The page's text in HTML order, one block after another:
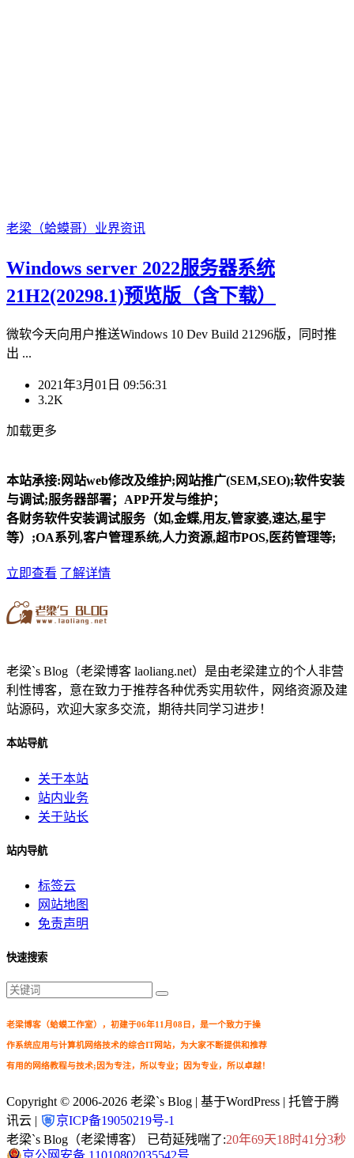
老梁（蛤蟆哥） 业界资讯
Windows server 2022服务器系统
21H2(20298.1)预览版（含下载）
微软今天向用户推送Windows 10 Dev Build 21296版，同时推
出 ...
2021年3月01日 09:56:31
3.2K
加载更多
本站承接:网站web修改及维护;网站推广(SEM,SEO);软件安装
与调试;服务器部署；APP开发与维护；
各财务软件安装调试服务（如,金蝶,用友,管家婆,速达,星宇
等）;OA系列,客户管理系统,人力资源,超市POS,医药管理等;
立即查看 了解详情
老梁`s Blog（老梁博客 laoliang.net）是由老梁建立的个人非营
利性博客，意在致力于推荐各种优秀实用软件，网络资源及建
站源码，欢迎大家多交流，期待共同学习进步！
本站导航
关于本站
站内业务
关于站长
站内导航
标签云
网站地图
免责声明
快速搜索
老梁博客（蛤蟆工作室），初建于06年11月08日，是一个致力于操
作系统应用与计算机网络技术的综合IT网站，为大家不断提供和推荐
有用的网络教程与技术;因为专注，所以专业；因为专业，所以卓越！
Copyright © 2006-2026 老梁`s Blog | 基于WordPress | 托管于腾
讯云 |
京ICP备19050219号-1
老梁`s Blog（老梁博客） 已苟延残喘了:20年69天18时41分3秒
京公网安备 11010802035542号